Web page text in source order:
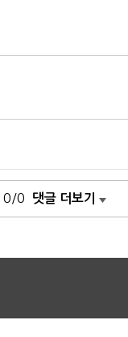
0/0 댓글 더보기